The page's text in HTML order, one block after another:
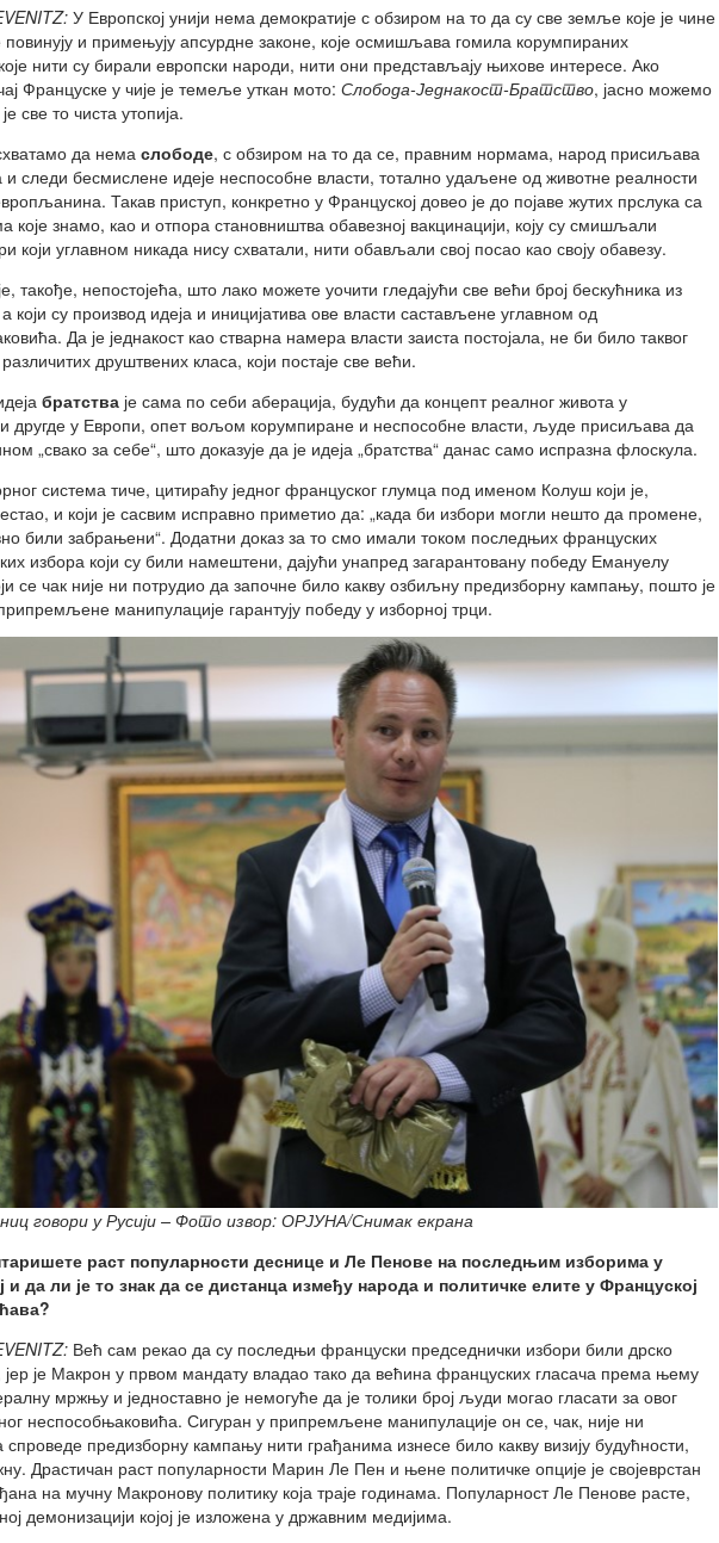
У Европској унији нема демократије с обзиром на то да су све земље које је чине
и примењују апсурдне законе, које осмишљава гомила корумпираних
нити су бирали европски народи, нити они представљају њихове интересе. Ако
Француске у чије је темеље уткан мото: Слобода-Једнакост-Братство, јасно можемо
све то чиста утопија.
да нема слободе, с обзиром на то да се, правним нормама, народ присиљава
и следи бесмислене идеје неспособне власти, тотално удаљене од животне реалности
Такав приступ, конкретно у Француској довео је до појаве жутих прслука са
које знамо, као и отпора становништва обавезној вакцинацији, коју су смишљали
који углавном никада нису схватали, нити обављали свој посао као своју обавезу.
је, такође, непостојећа, што лако можете уочити гледајући све већи број бескућника из
који су производ идеја и иницијатива ове власти састављене углавном од
Да је једнакост као стварна намера власти заиста постојала, не би било таквог
друштвених класа, који постаје све већи.
братства је сама по себи аберација, будући да концепт реалног живота у
другде у Европи, опет вољом корумпиране и неспособне власти, људе присиљава да
„свако за себе“, што доказује да је идеја „братства“ данас само испразна флоскула.
система тиче, цитираћу једног француског глумца под именом Колуш који је,
и који је сасвим исправно приметио да: „када би избори могли нешто да промене,
били забрањени“. Додатни доказ за то смо имали током последњих француских
избора који су били намештени, дајући унапред загарантовану победу Емануелу
се чак није ни потрудио да започне било какву озбиљну предизборну кампању, пошто је
манипулације гарантују победу у изборној трци.
говори у Русији – Фото извор: ОРЈУНА/Снимак екрана
раст популарности деснице и Ле Пенове на последњим изборима у
и да ли је то знак да се дистанца између народа и политичке елите у Француској
?
Већ сам рекао да су последњи француски председнички избори били дрско
је Макрон у првом мандату владао тако да већина француских гласача према њему
мржњу и једноставно је немогуће да је толики број људи могао гласати за овог
неспособњаковића. Сигуран у припремљене манипулације он се, чак, није ни
спроведе предизборну кампању нити грађанима изнесе било какву визију будућности,
Драстичан раст популарности Марин Ле Пен и њене политичке опције је својеврстан
на мучну Макронову политику која траје годинама. Популарност Ле Пенове расте,
демонизацији којој је изложена у државним медијима.